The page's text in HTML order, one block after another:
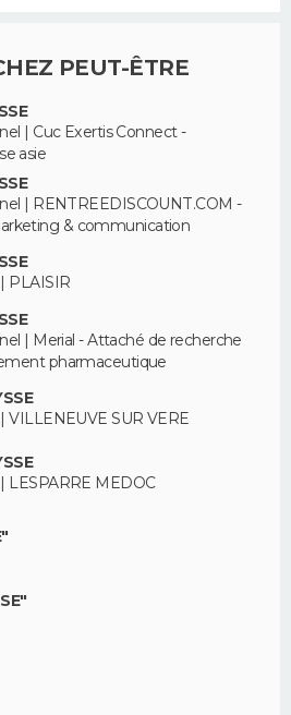
PEUT-ÊTRE
| Cuc Exertis Connect -
asie
| RENTREEDISCOUNT.COM -
& communication
PLAISIR
| Merial - Attaché de recherche
pharmaceutique
VILLENEUVE SUR VERE
LESPARRE MEDOC